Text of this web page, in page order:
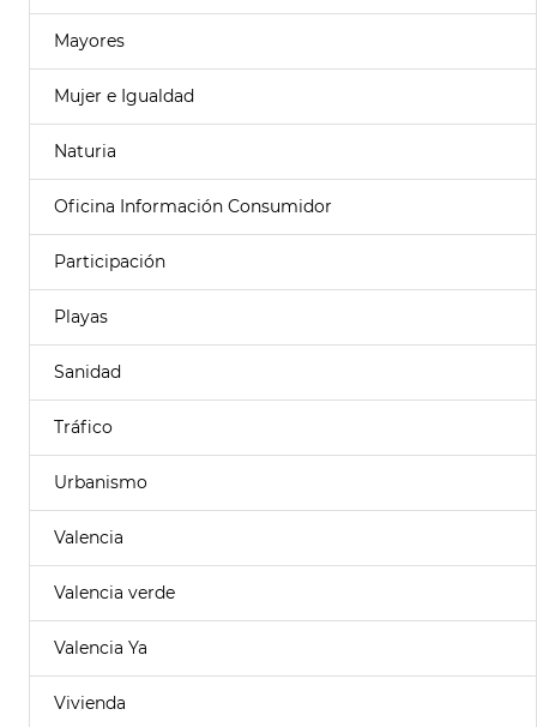
Mayores
Mujer e Igualdad
Naturia
Oficina Información Consumidor
Participación
Playas
Sanidad
Tráfico
Urbanismo
Valencia
Valencia verde
Valencia Ya
Vivienda